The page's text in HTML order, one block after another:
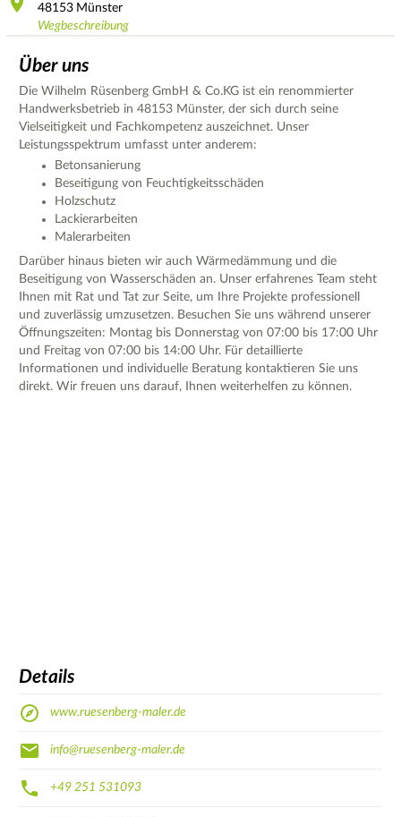
48153 Münster
Wegbeschreibung
Über uns
Die Wilhelm Rüsenberg GmbH & Co.KG ist ein renommierter
Handwerksbetrieb in 48153 Münster, der sich durch seine
Vielseitigkeit und Fachkompetenz auszeichnet. Unser
Leistungsspektrum umfasst unter anderem:
Betonsanierung
Beseitigung von Feuchtigkeitsschäden
Holzschutz
Lackierarbeiten
Malerarbeiten
Darüber hinaus bieten wir auch Wärmedämmung und die
Beseitigung von Wasserschäden an. Unser erfahrenes Team steht
Ihnen mit Rat und Tat zur Seite, um Ihre Projekte professionell
und zuverlässig umzusetzen. Besuchen Sie uns während unserer
Öffnungszeiten: Montag bis Donnerstag von 07:00 bis 17:00 Uhr
und Freitag von 07:00 bis 14:00 Uhr. Für detaillierte
Informationen und individuelle Beratung kontaktieren Sie uns
direkt. Wir freuen uns darauf, Ihnen weiterhelfen zu können.
Details
www.ruesenberg-maler.de
info@ruesenberg-maler.de
+49 251 531093